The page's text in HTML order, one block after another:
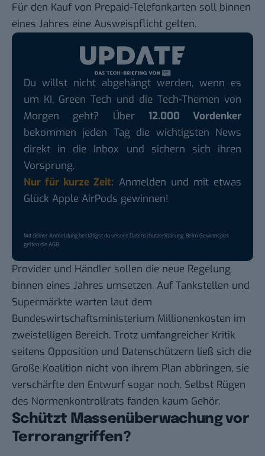
Für den Kauf von Prepaid-Telefonkarten soll binnen
eines Jahres eine Ausweispflicht gelten.
Du willst nicht abgehängt werden, wenn es
um KI, Green Tech und die Tech-Themen von
Morgen geht? Über 12.000 Vordenker
bekommen jeden Tag die wichtigsten News
direkt in die Inbox und sichern sich ihren
Vorsprung.
Nur für kurze Zeit: Anmelden und mit etwas
Glück Apple AirPods gewinnen!
Mit deiner Anmeldung bestätigst du unsereDatenschutzerklärung. Beim Gewinnspiel
gelten dieAGB.
Provider und Händler sollen die neue Regelung
binnen eines Jahres umsetzen. Auf Tankstellen und
Supermärkte warten laut dem
Bundeswirtschaftsministerium Millionenkosten im
zweistelligen Bereich. Trotz umfangreicher Kritik
seitens Opposition und Datenschützern ließ sich die
Große Koalition nicht von ihrem Plan abbringen, sie
verschärfte den Entwurf sogar noch. Selbst Rügen
des Normenkontrollrats fanden kaum Gehör.
Schützt Massenüberwachung vor
Terrorangriffen?